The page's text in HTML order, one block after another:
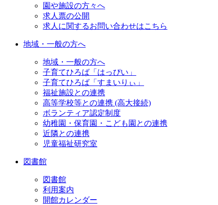
園や施設の方々へ
求人票の公開
求人に関するお問い合わせはこちら
地域・一般の方へ
地域・一般の方へ
子育てひろば「はっぴい」
子育てひろば「すまいりぃ」
福祉施設との連携
高等学校等との連携 (高大接続)
ボランティア認定制度
幼稚園・保育園・こども園との連携
近隣との連携
児童福祉研究室
図書館
図書館
利用案内
開館カレンダー